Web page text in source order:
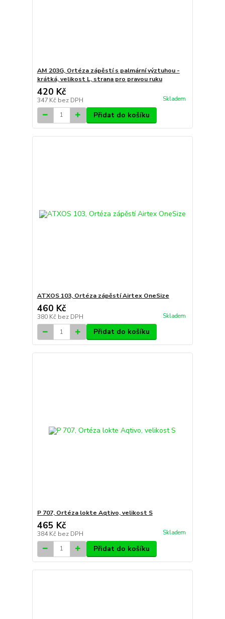
AM 203G, Ortéza zápěstí s palmární výztuhou -
krátká, velikost L, strana pro pravou ruku
420 Kč
347 Kč bez DPH Skladem
Přidat do košíku
ATXOS 103, Ortéza zápěstí Airtex OneSize
460 Kč
380 Kč bez DPH Skladem
Přidat do košíku
P 707, Ortéza lokte Aqtivo, velikost S
465 Kč
384 Kč bez DPH Skladem
Přidat do košíku